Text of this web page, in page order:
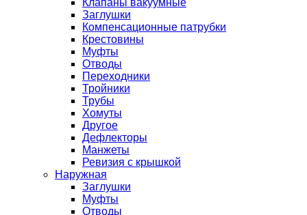
Клапаны вакуумные
Заглушки
Компенсационные патрубки
Крестовины
Муфты
Отводы
Переходники
Тройники
Трубы
Хомуты
Другое
Дефлекторы
Манжеты
Ревизия с крышкой
Наружная
Заглушки
Муфты
Отводы